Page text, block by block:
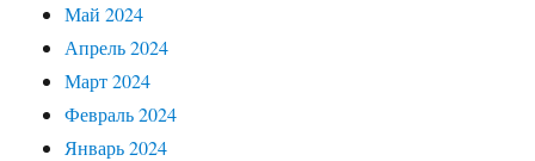
Май 2024
Апрель 2024
Март 2024
Февраль 2024
Январь 2024